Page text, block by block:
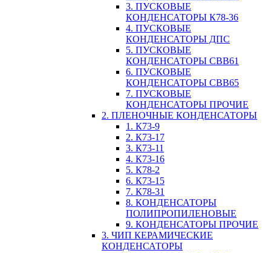
3. ПУСКОВЫЕ
КОНДЕНСАТОРЫ К78-36
4. ПУСКОВЫЕ
КОНДЕНСАТОРЫ ДПС
5. ПУСКОВЫЕ
КОНДЕНСАТОРЫ CBB61
6. ПУСКОВЫЕ
КОНДЕНСАТОРЫ CBB65
7. ПУСКОВЫЕ
КОНДЕНСАТОРЫ ПРОЧИЕ
2. ПЛЕНОЧНЫЕ КОНДЕНСАТОРЫ
1. К73-9
2. К73-17
3. К73-11
4. К73-16
5. К78-2
6. К73-15
7. К78-31
8. КОНДЕНСАТОРЫ
ПОЛИПРОПИЛЕНОВЫЕ
9. КОНДЕНСАТОРЫ ПРОЧИЕ
3. ЧИП КЕРАМИЧЕСКИЕ
КОНДЕНСАТОРЫ